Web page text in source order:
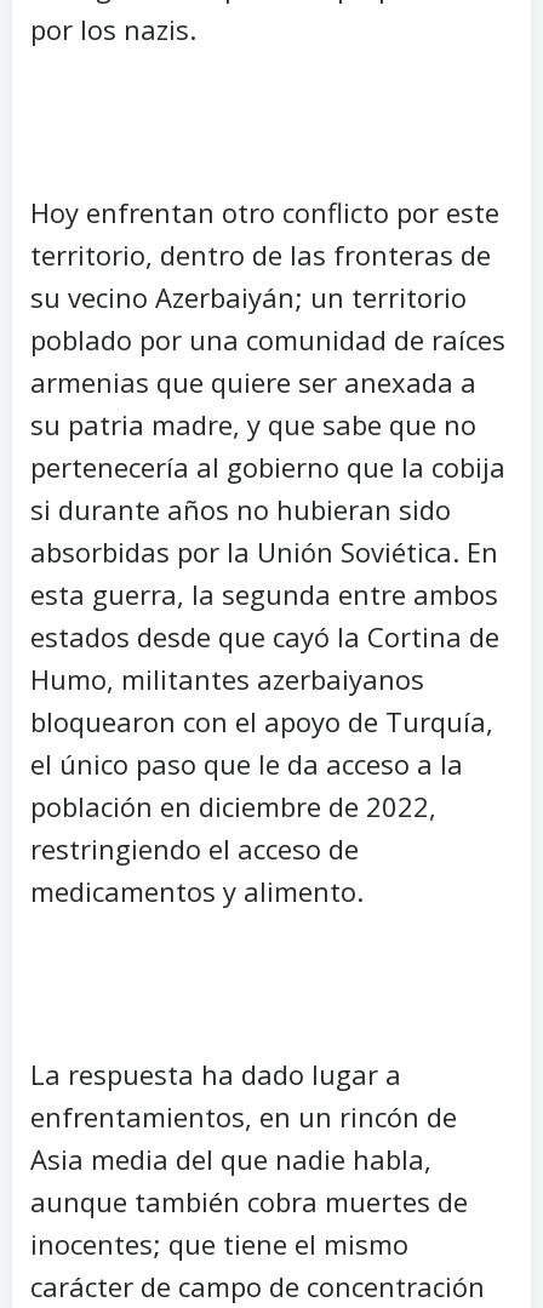
por los nazis.
Hoy enfrentan otro conflicto por este
territorio, dentro de las fronteras de
su vecino Azerbaiyán; un territorio
poblado por una comunidad de raíces
armenias que quiere ser anexada a
su patria madre, y que sabe que no
pertenecería al gobierno que la cobija
si durante años no hubieran sido
absorbidas por la Unión Soviética. En
esta guerra, la segunda entre ambos
estados desde que cayó la Cortina de
Humo, militantes azerbaiyanos
bloquearon con el apoyo de Turquía,
el único paso que le da acceso a la
población en diciembre de 2022,
restringiendo el acceso de
medicamentos y alimento.
La respuesta ha dado lugar a
enfrentamientos, en un rincón de
Asia media del que nadie habla,
aunque también cobra muertes de
inocentes; que tiene el mismo
carácter de campo de concentración